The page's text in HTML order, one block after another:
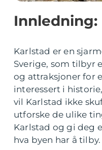
Innledning:
Karlstad er en
Sverige, som tilbyr
og attraksjoner for
interessert i
vil Karlstad ikke
utforske de ulike
Karlstad og gi deg
hva byen har å tilby.